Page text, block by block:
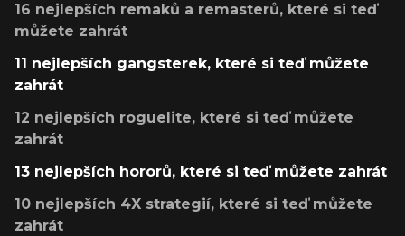
16 nejlepších remaků a remasterů, které si teď
můžete zahrát
11 nejlepších gangsterek, které si teď můžete
zahrát
12 nejlepších roguelite, které si teď můžete
zahrát
13 nejlepších hororů, které si teď můžete zahrát
10 nejlepších 4X strategií, které si teď můžete
zahrát